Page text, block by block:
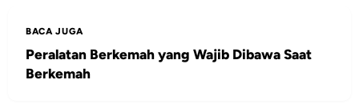
BACA JUGA
Peralatan Berkemah yang Wajib Dibawa Saat
Berkemah